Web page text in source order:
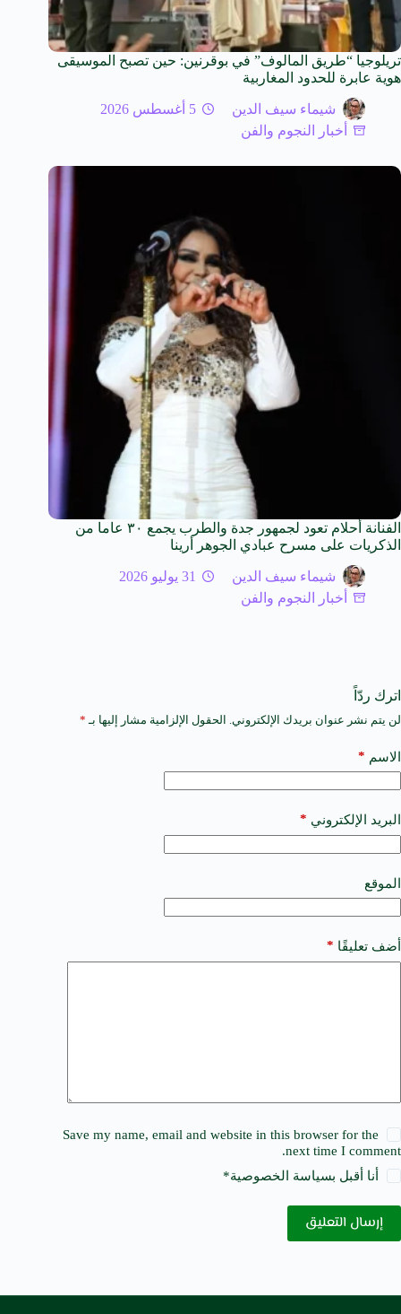
تريلوجيا “طريق المالوف” في بوقرنين: حين تصبح الموسيقى
هوية عابرة للحدود المغاربية
شيماء سيف الدين
5 أغسطس 2026
أخبار النجوم والفن
الفنانة أحلام تعود لجمهور جدة والطرب يجمع ٣٠ عاما من
الذكريات على مسرح عبادي الجوهر أرينا
شيماء سيف الدين
31 يوليو 2026
أخبار النجوم والفن
اترك ردّاً
لن يتم نشر عنوان بريدك الإلكتروني. الحقول الإلزامية مشار إليها بـ *
الاسم *
البريد الإلكتروني *
الموقع
أضف تعليقًا *
Save my name, email and website in this browser for the
next time I comment.
أنا أقبل بسياسة الخصوصية*
إرسال التعليق
A
t
e
a
t
i
e
: